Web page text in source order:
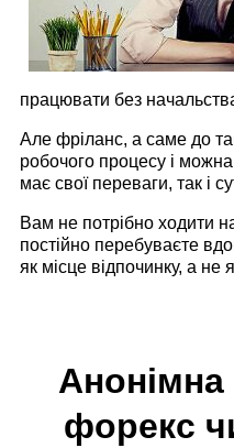
працювати без
Але фріланс, а саме до
робочого процесу і
має свої переваги, так і
Вам не потрібно ходити
постійно перебуваєте
як місце відпочинку, а не
Анонімна
форекс